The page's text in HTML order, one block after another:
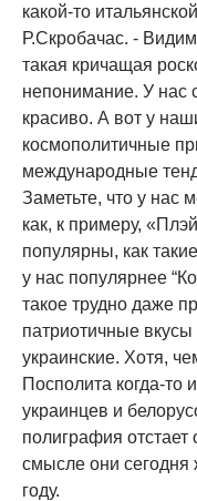
какой-то
Р.Скробачас. -
такая кричащая
непонимание. У нас
красиво. А вот у
космополитичные
международные
Заметьте, что у нас
как, к примеру,
популярны, как
у нас популярнее
такое трудно даже
патриотичные
украинские. Хотя,
Посполита когда-то
украинцев и
полиграфия отстает
смысле они сегодня
году.